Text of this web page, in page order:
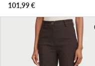
101,99€